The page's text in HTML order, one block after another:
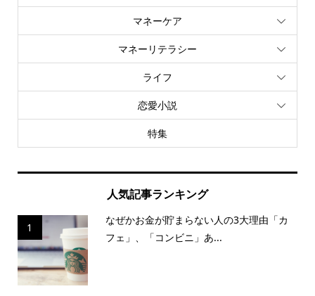
マネーケア
マネーリテラシー
ライフ
恋愛小説
特集
人気記事ランキング
1
なぜかお金が貯まらない人の3大理由「カ
フェ」、「コンビニ」あ...